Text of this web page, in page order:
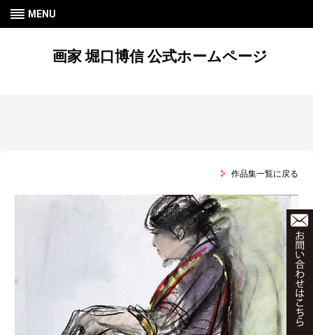
MENU
画家 堀口博信 公式ホームページ
作品集一覧に戻る